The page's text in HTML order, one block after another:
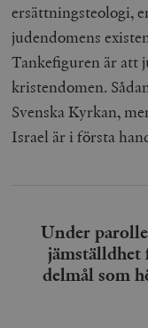
ersättningsteologi,
judendomens
Tankefiguren är att
kristendomen.
Svenska Kyrkan,
Israel är i första
Under
delmål som